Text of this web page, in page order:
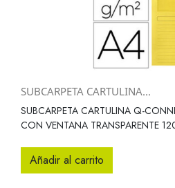
SUBCARPETA CARTULINA...
SUBCARPETA CARTULINA Q-
CON VENTANA TRANSPARENTE
Añadir al carrito